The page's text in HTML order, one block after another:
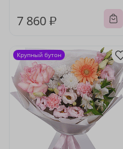
7 860 ₽
Крупный бутон